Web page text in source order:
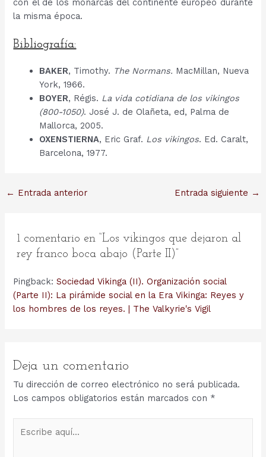
con el de los monarcas del continente europeo durante
la misma época.
Bibliografía:
BAKER, Timothy. The Normans. MacMillan, Nueva
York, 1966.
BOYER, Régis. La vida cotidiana de los vikingos
(800-1050). José J. de Olañeta, ed, Palma de
Mallorca, 2005.
OXENSTIERNA, Eric Graf. Los vikingos. Ed. Caralt,
Barcelona, 1977.
Navegación
← Entrada anterior Entrada siguiente →
1 comentario en “Los vikingos que dejaron al
rey franco boca abajo (Parte II)”
Pingback:Sociedad Vikinga (II). Organización social
(Parte II): La pirámide social en la Era Vikinga: Reyes y
los hombres de los reyes. | The Valkyrie's Vigil
Deja un comentario
Tu dirección de correo electrónico no será publicada.
Los campos obligatorios están marcados con *
aquí...